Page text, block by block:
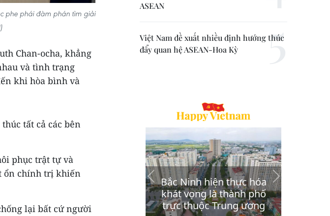
phe phái đàm phán tìm giải
Chan-ocha, khẳng
và tình trạng
khi hòa bình và
tất cả các bên
phục trật tự và
ổn chính trị khiến
lại bất cứ người
ASEAN
Việt Nam đề xuất nhiều định hướng thúc
đẩy quan hệ ASEAN-Hoa Kỳ